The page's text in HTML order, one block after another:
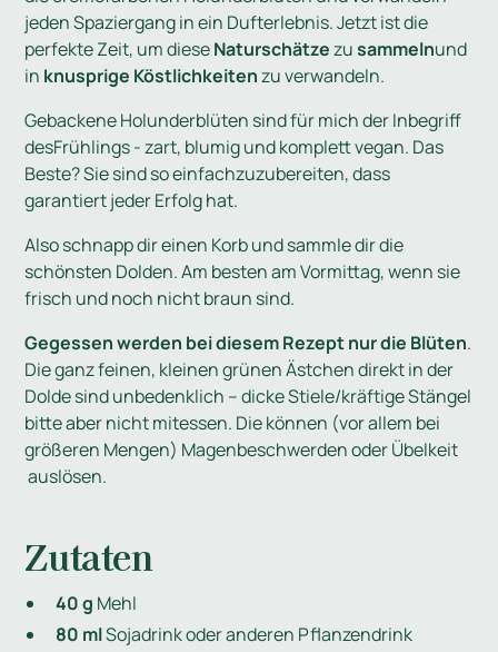
jeden Spaziergang in ein Dufterlebnis. Jetzt ist die
perfekte Zeit, um dieseNaturschätzezusammelnund
in knusprige Köstlichkeitenzu verwandeln.
Gebackene Holunderblüten sind für mich der Inbegriff
desFrühlings - zart, blumig und komplett vegan. Das
Beste? Sie sind so einfachzuzubereiten, dass
garantiert jeder Erfolg hat.
Also schnapp dir einen Korb und sammle dir die
schönsten Dolden. Am besten am Vormittag, wenn sie
frisch und noch nicht braun sind.
Gegessen werden bei diesem Rezept nur die Blüten.
Die ganz feinen, kleinen grünen Ästchen direkt in der
Dolde sind unbedenklich – dicke Stiele/kräftige Stängel
bitte aber nicht mitessen. Die können (vor allem bei
größeren Mengen) Magenbeschwerden oder Übelkeit
auslösen.
Zutaten
40 g Mehl
80 mlSojadrink oder anderen Pflanzendrink